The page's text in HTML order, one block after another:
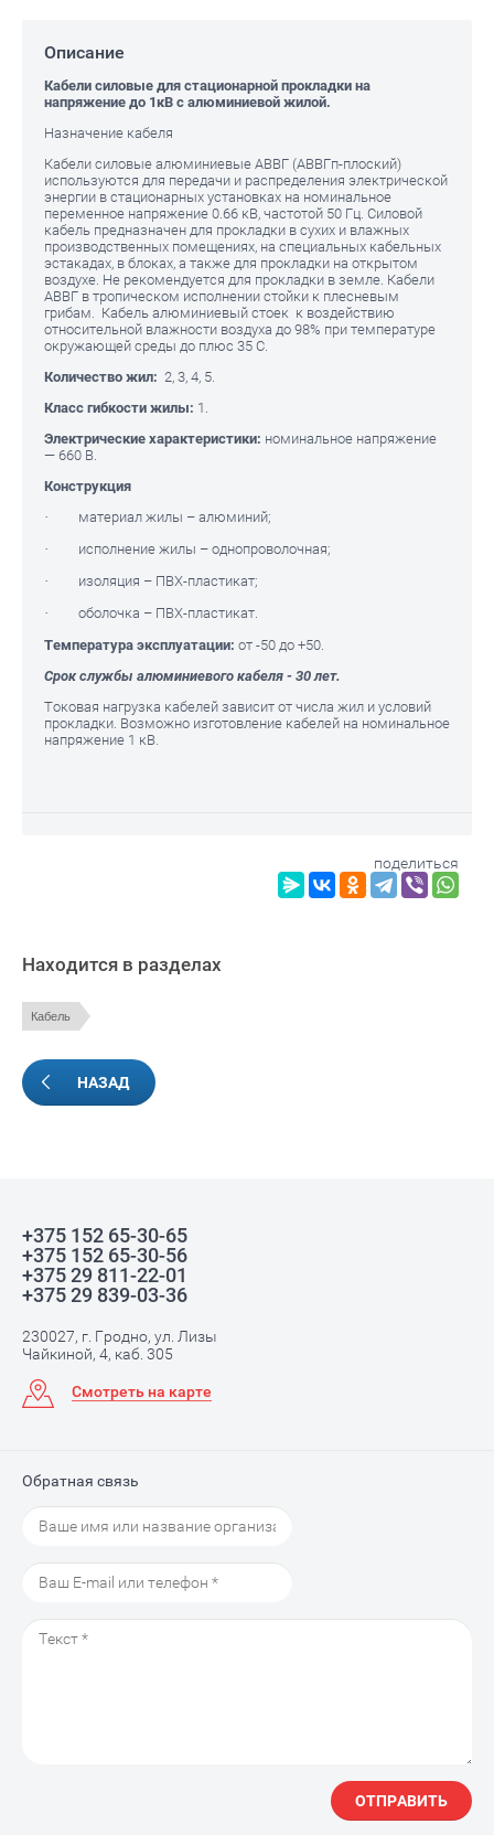
Описание
Кабели силовые для стационарной прокладки на
напряжение до 1кВ с алюминиевой жилой.
Назначение кабеля
Кабели силовые алюминиевые АВВГ (АВВГп-плоский)
используются для передачи и распределения электрической
энергии в стационарных установках на номинальное
переменное напряжение 0.66 кВ, частотой 50 Гц. Силовой
кабель предназначен для прокладки в сухих и влажных
производственных помещениях, на специальных кабельных
эстакадах, в блоках, а также для прокладки на открытом
воздухе. Не рекомендуется для прокладки в земле. Кабели
АВВГ в тропическом исполнении стойки к плесневым
грибам. Кабель алюминиевый стоек к воздействию
относительной влажности воздуха до 98% при температуре
окружающей среды до плюс 35 С.
Количество жил: 2, 3, 4, 5.
Класс гибкости жилы: 1.
Электрические характеристики: номинальное напряжение
— 660 В.
Конструкция
· материал жилы – алюминий;
· исполнение жилы – однопроволочная;
· изоляция – ПВХ-пластикат;
· оболочка – ПВХ-пластикат.
Температура эксплуатации: от -50 до +50.
Срок службы алюминиевого кабеля - 30 лет.
Токовая нагрузка кабелей зависит от числа жил и условий
прокладки. Возможно изготовление кабелей на номинальное
напряжение 1 кВ.
поделиться
Находится в разделах
Кабель
НАЗАД
+375 152 65-30-65
+375 152 65-30-56
+375 29 811-22-01
+375 29 839-03-36
230027, г. Гродно, ул. Лизы
Чайкиной, 4, каб. 305
Смотреть на карте
Обратная связь
ОТПРАВИТЬ